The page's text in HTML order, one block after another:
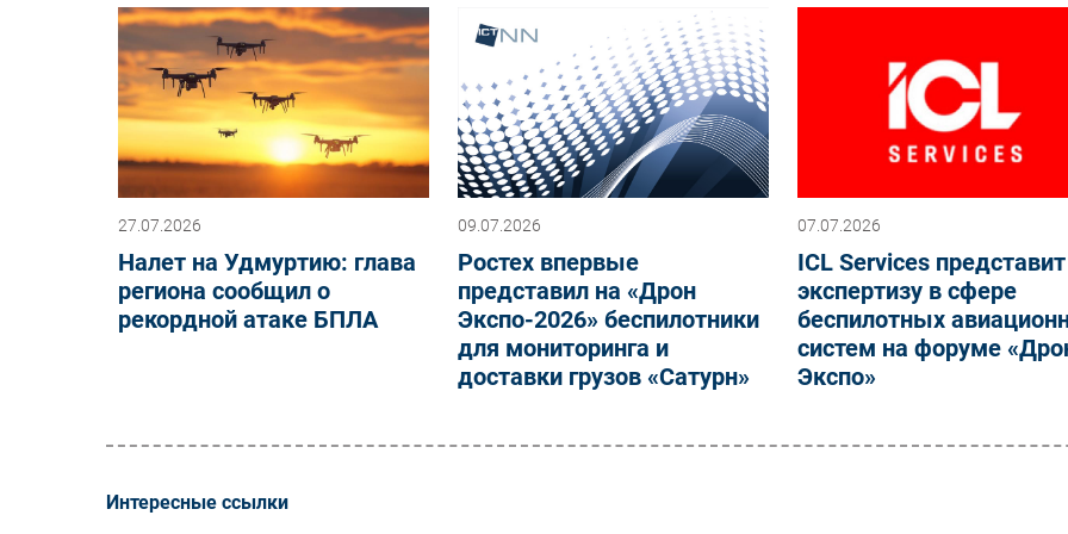
27.07.2026
Налет на Удмуртию: глава
региона сообщил о
рекордной атаке БПЛА
09.07.2026
Ростех впервые
представил на «Дрон
Экспо-2026» беспилотники
для мониторинга и
доставки грузов «Сатурн»
07.07.2026
ICL Services представит
экспертизу в сфере
беспилотных
систем на форуме
Экспо»
Интересные ссылки